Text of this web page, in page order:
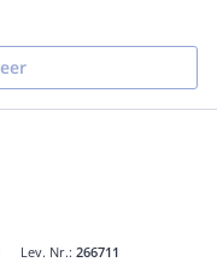
Lev. Nr.: 266711